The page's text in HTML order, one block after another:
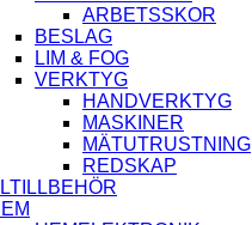
ARBETSSKOR
BESLAG
LIM & FOG
VERKTYG
HANDVERKTYG
MASKINER
MÄTUTRUSTNING
REDSKAP